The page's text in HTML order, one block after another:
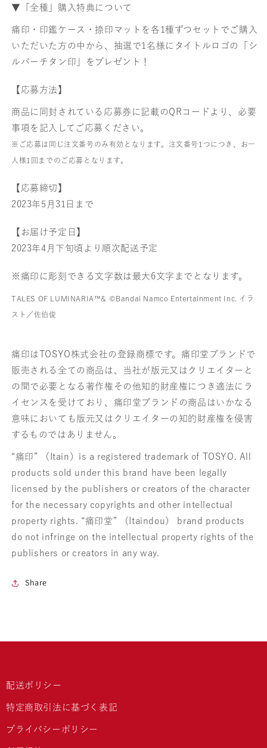
▼「全種」購入特典について
痛印・印鑑ケース・捺印マットを各1種ずつセットでご購入
いただいた方の中から、抽選で1名様にタイトルロゴの「シ
ルバーチタン印」をプレゼント！
【応募方法】
商品に同封されている応募券に記載のQRコードより、必要
事項を記入してご応募ください。
※ご応募は同じ注文番号のみ有効となります。注文番号1つにつき、お一
人様1回までのご応募となります。
【応募締切】
2023年5月31日まで
【お届け予定日】
2023年4月下旬頃より順次配送予定
※痛印に彫刻できる文字数は最大6文字までとなります。
TALES OF LUMINARIA™& ©Bandai Namco Entertainment Inc. イラ
スト／佐伯俊
痛印はTOSYO株式会社の登録商標です。痛印堂ブランドで
販売される全ての商品は、当社が版元又はクリエイターと
の間で必要となる著作権その他知的財産権につき適法にラ
イセンスを受けており、痛印堂ブランドの商品はいかなる
意味においても版元又はクリエイターの知的財産権を侵害
するものではありません。
“痛印” （Itain）is a registered trademark of TOSYO. All
products sold under this brand have been legally
licensed by the publishers or creators of the character
for the necessary copyrights and other intellectual
property rights. “痛印堂” （Itaindou） brand products
do not infringe on the intellectual property rights of the
publishers or creators in any way.
Share
配送ポリシー
特定商取引法に基づく表記
プライバシーポリシー